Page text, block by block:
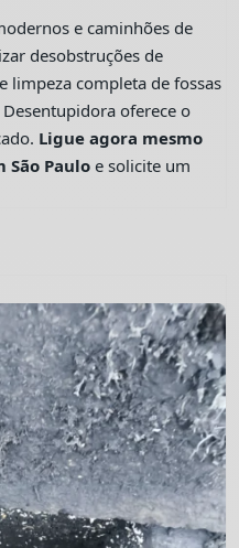
e caminhões de
desobstruções de
limpeza completa de fossas
oferece o
Ligue agora mesmo
São Pauloe solicite um